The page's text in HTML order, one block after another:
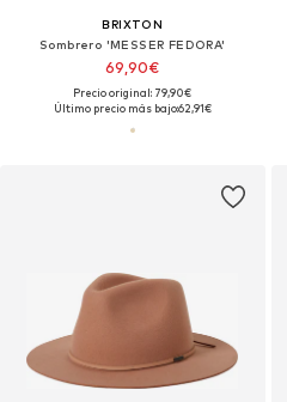
BRIXTON
Sombrero 'MESSER FEDORA'
69,90€
Precio original: 79,90€
Último precio más bajo:62,91€